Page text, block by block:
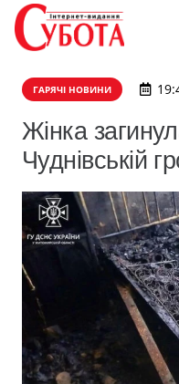
ГАРЯЧІ НОВИНИ
Жінка
Чуднівській